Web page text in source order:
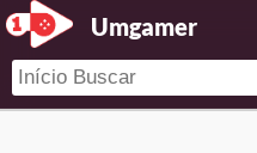
Umgamer